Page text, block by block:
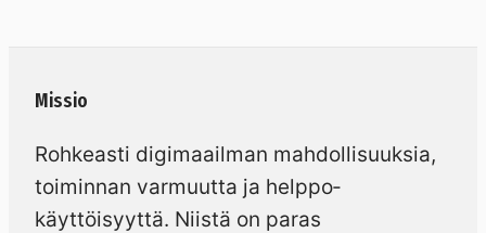
Missio
Rohkeasti digimaailman mahdollisuuksia,
toiminnan varmuutta ja helppo­
käyttöisyyttä. Niistä on paras